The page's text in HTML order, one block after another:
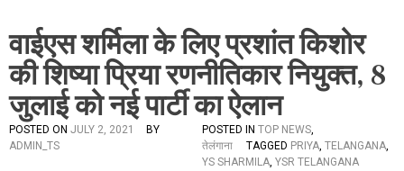
वाईएस शर्मिला के लिए प्रशांत किशोर
की शिष्या प्रिया रणनीतिकार नियुक्त, 8
जुलाई को नई पार्टी का ऐलान
POSTED ON JULY 2, 2021
BY
ADMIN_TS
POSTED IN TOP NEWS,
तेलंगाना
TAGGED PRIYA, TELANGANA,
YS SHARMILA, YSR TELANGANA